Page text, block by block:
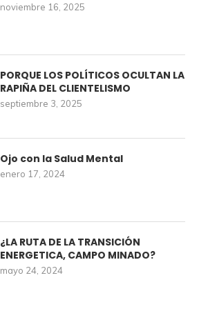
noviembre 16, 2025
PORQUE LOS POLÍTICOS OCULTAN LA
RAPIÑA DEL CLIENTELISMO
septiembre 3, 2025
Ojo con la Salud Mental
enero 17, 2024
¿LA RUTA DE LA TRANSICIÓN
ENERGETICA, CAMPO MINADO?
mayo 24, 2024